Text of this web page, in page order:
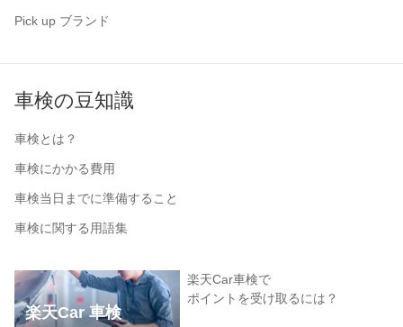
Pick up ブランド
車検の豆知識
車検とは？
車検にかかる費用
車検当日までに準備すること
車検に関する用語集
楽天Car 車検
楽天Car車検で
ポイントを受け取るには？